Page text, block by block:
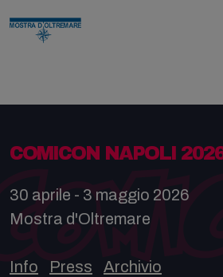
COMICON NAPOLI
30 aprile - 3 maggio 2026
Mostra d'Oltremare
Info Press Archivio